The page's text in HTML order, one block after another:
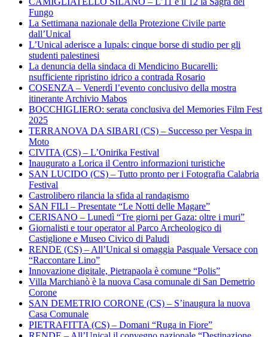
Fungo
La Settimana nazionale della Protezione Civile parte
dall’Unical
L’Unical aderisce a Iupals: cinque borse di studio per gli
studenti palestinesi
La denuncia della sindaca di Mendicino Bucarelli:
nsufficiente ripristino idrico a contrada Rosario
COSENZA – Venerdì l’evento conclusivo della mostra
itinerante Archivio Mabos
BOCCHIGLIERO: serata conclusiva del Memories Film Fest
2025
TERRANOVA DA SIBARI (CS) – Successo per Vespa in
Moto
CIVITA (CS) – L’Onirika Festival
Inaugurato a Lorica il Centro informazioni turistiche
SAN LUCIDO (CS) – Tutto pronto per i Fotografia Calabria
Festival
Castrolibero rilancia la sfida al randagismo
SAN FILI – Presentate “Le Notti delle Magare”
CERISANO – Lunedì “Tre giorni per Gaza: oltre i muri”
Giornalisti e tour operator al Parco Archeologico di
Castiglione e Museo Civico di Paludi
RENDE (CS) – All’Unical si omaggia Pasquale Versace con
“Raccontare Lino”
Innovazione digitale, Pietrapaola è comune “Polis”
Villa Marchianò è la nuova Casa comunale di San Demetrio
Corone
SAN DEMETRIO CORONE (CS) – S’inaugura la nuova
Casa Comunale
PIETRAFITTA (CS) – Domani “Ruga in Fiore”